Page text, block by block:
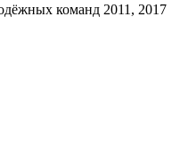
команд 2011, 2017